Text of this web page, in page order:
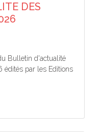
DES
Bulletin d'actualité
édités par les Editions